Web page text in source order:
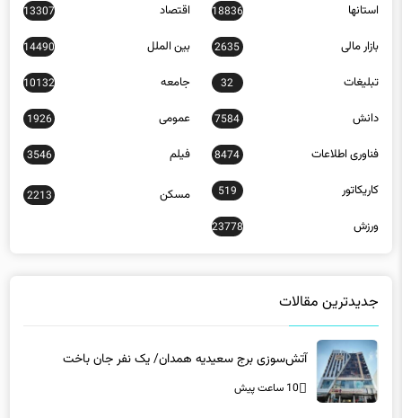
استانها 18836 اقتصاد 13307
بازار مالی 2635 بین الملل 14490
تبلیغات 32 جامعه 10132
دانش 7584 عمومی 1926
فناوری اطلاعات 8474 فیلم 3546
کاریکاتور 519 مسکن 2213
ورزش 23778
جدیدترین مقالات
آتش‌سوزی برج سعیدیه همدان/ یک نفر جان باخت
10 ساعت پیش